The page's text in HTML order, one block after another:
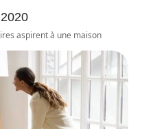
aspirent à une maison